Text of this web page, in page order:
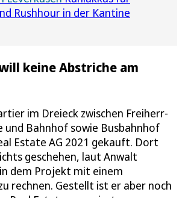
Rushhour in der Kantine
keine Abstriche am
im Dreieck zwischen Freiherr-
und Bahnhof sowie Busbahnhof
Estate AG 2021 gekauft. Dort
geschehen, laut Anwalt
dem Projekt mit einem
rechnen. Gestellt ist er aber noch